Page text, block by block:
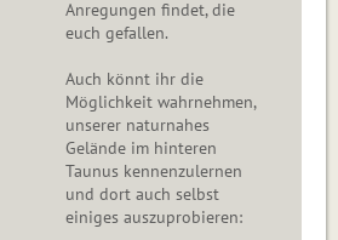
Anregungen findet, die
euch gefallen.
Auch könnt ihr die
Möglichkeit wahrnehmen,
unserer naturnahes
Gelände im hinteren
Taunus kennenzulernen
und dort auch selbst
einiges auszuprobieren: